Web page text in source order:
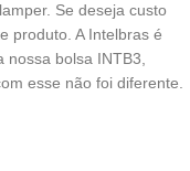
Se deseja custo
produto. A Intelbras é
nossa bolsa INTB3,
esse não foi diferente.